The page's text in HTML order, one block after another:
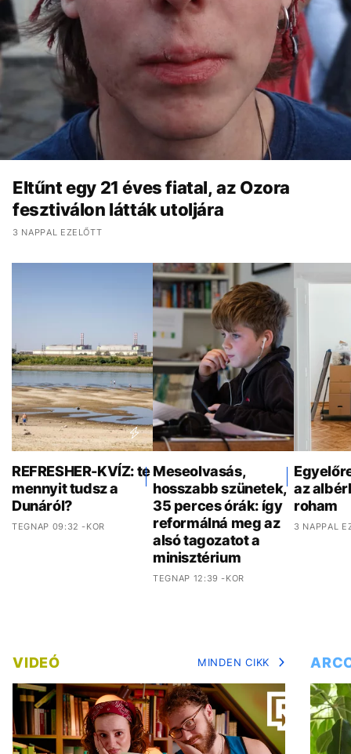
Eltűnt egy 21 éves fiatal, az Ozora
fesztiválon látták utoljára
3 NAPPAL EZELŐTT
REFRESHER-KVÍZ: te
mennyit tudsz a
Dunáról?
TEGNAP 09:32 -KOR
Meseolvasás,
hosszabb szünetek,
35 perces órák: így
reformálná meg az
alsó tagozatot a
minisztérium
TEGNAP 12:39 -KOR
az
roham
3 NAPPAL
VIDEÓ MINDEN CIKK